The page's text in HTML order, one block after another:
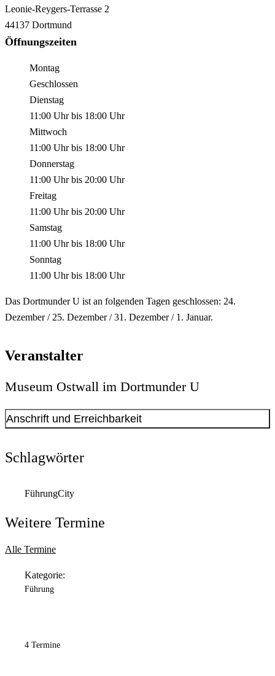
Leonie-Reygers-Terrasse 2
44137 Dortmund
Öffnungszeiten
Montag
Geschlossen
Dienstag
11:00 Uhrbis 18:00 Uhr
Mittwoch
11:00 Uhrbis 18:00 Uhr
Donnerstag
11:00 Uhrbis 20:00 Uhr
Freitag
11:00 Uhrbis 20:00 Uhr
Samstag
11:00 Uhrbis 18:00 Uhr
Sonntag
11:00 Uhrbis 18:00 Uhr
Das Dortmunder U ist an folgenden Tagen geschlossen: 24.
Dezember / 25. Dezember / 31. Dezember / 1. Januar.
Veranstalter
Museum Ostwall im Dortmunder U
Anschrift und Erreichbarkeit
Anschrift
Montag
Geschlossen
11:00 Uhr
Mittwoch
11:00 Uhr
Schlagwörter
FührungCity
Weitere Termine
Alle Termine
Kategorie:
Führung
4 Termine